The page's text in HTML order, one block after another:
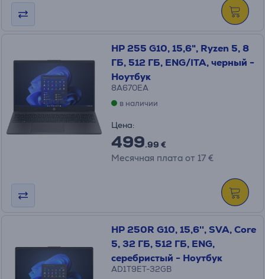
HP 255 G10, 15,6", Ryzen 5, 8
ГБ, 512 ГБ, ENG/ITA, черный -
Ноутбук
8A670EA
в наличии
Цена:
499.99 €
Месячная плата от 17 €
HP 250R G10, 15,6'', SVA, Core
5, 32 ГБ, 512 ГБ, ENG,
серебристый - Ноутбук
AD1T9ET-32GB